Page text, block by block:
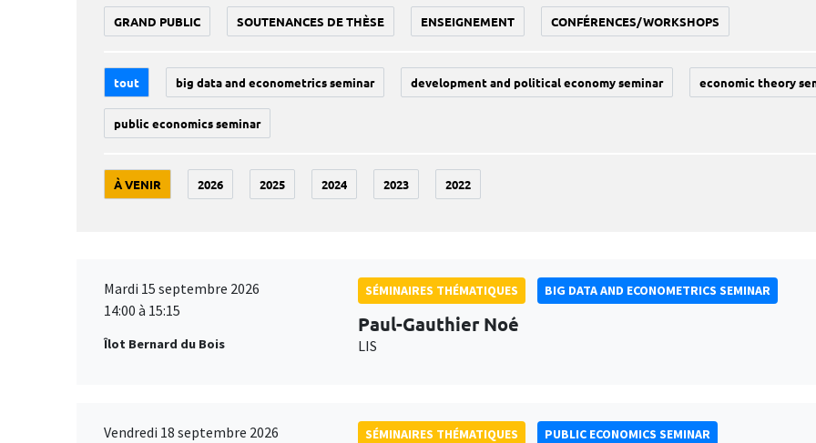
GRAND PUBLIC SOUTENANCES DE THÈSE ENSEIGNEMENT CONFÉRENCES/WORKSHOPS
tout big data and econometrics seminar development and political economy seminar economic theory
public economics seminar
À VENIR 2026 2025 2024 2023 2022
Mardi 15 septembre 2026
14:00 à 15:15
Îlot Bernard du Bois
SÉMINAIRES THÉMATIQUES BIG DATA AND ECONOMETRICS SEMINAR
Paul-Gauthier Noé
LIS
Vendredi 18 septembre 2026
SÉMINAIRES THÉMATIQUES PUBLIC ECONOMICS SEMINAR